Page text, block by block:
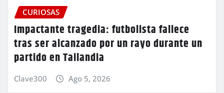
CURIOSAS
Impactante tragedia: futbolista fallece
tras ser alcanzado por un rayo durante un
partido en Tailandia
Clave300 Ago 5, 2026